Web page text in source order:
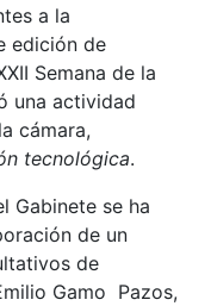
a la
edición de
Semana de la
una actividad
cámara,
tecnológica.
Gabinete se ha
de un
de
Gamo Pazos,